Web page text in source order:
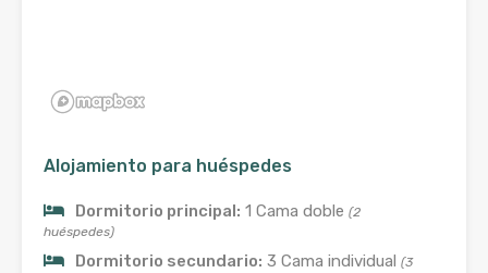
Alojamiento para huéspedes
Dormitorio principal: 1 Cama doble (2
huéspedes)
Dormitorio secundario: 3 Cama individual (3